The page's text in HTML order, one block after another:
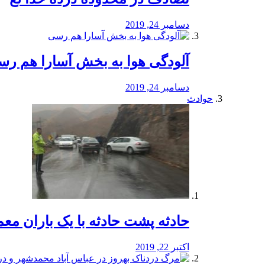
دسامبر 24, 2019
آلودگی هوا به بخش آسارا هم
دسامبر 24, 2019
حوادث
️حادثه پشت حادثه با یک باران
اکتبر 22, 2019